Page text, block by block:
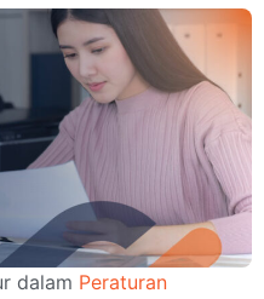
dalam Peraturan